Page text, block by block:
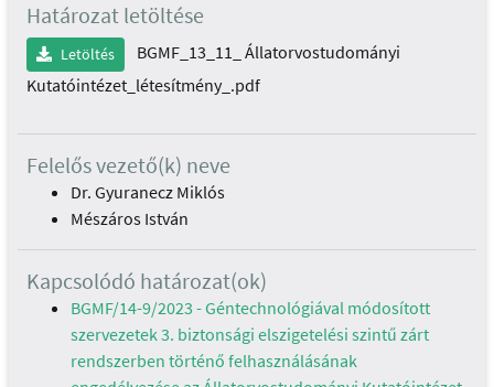
Határozat letöltése
Letöltés
BGMF_13_11_ Állatorvostudományi
Kutatóintézet_létesítmény_.pdf
Felelős vezető(k) neve
Dr. Gyuranecz Miklós
Mészáros István
Kapcsolódó határozat(ok)
BGMF/14-9/2023 - Géntechnológiával módosított
szervezetek 3. biztonsági elszigetelési szintű zárt
rendszerben történő felhasználásának